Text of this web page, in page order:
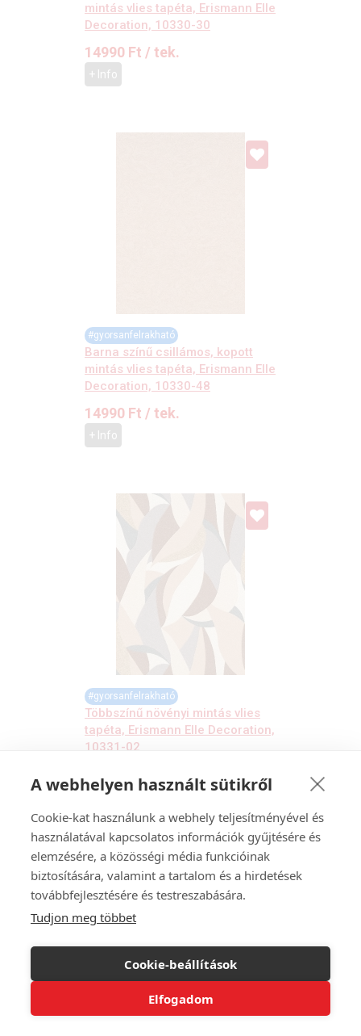
A webhelyen használt sütikről
Cookie-kat használunk a webhely teljesítményével és
használatával kapcsolatos információk gyűjtésére és
elemzésére, a közösségi média funkcióinak
biztosítására, valamint a tartalom és a hirdetések
továbbfejlesztésére és testreszabására.
Tudjon meg többet
Cookie-beállítások
Elfogadom
mintás vlies tapéta, Erismann Elle
Decoration, 10330-30
14990 Ft / tek.
+ Info
#gyorsanfelrakható
Barna színű csillámos, kopott
mintás vlies tapéta, Erismann Elle
Decoration, 10330-48
14990 Ft / tek.
+ Info
#gyorsanfelrakható
Többszínű növényi mintás vlies
tapéta, Erismann Elle Decoration,
10331-02
14990 Ft
+ Info